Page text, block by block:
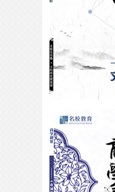
VIP合格专访｜非艺术高中出身的音
乐生如何四个月获得offer？属于日
服音乐生的最强攻略！
朴素的解压方法？